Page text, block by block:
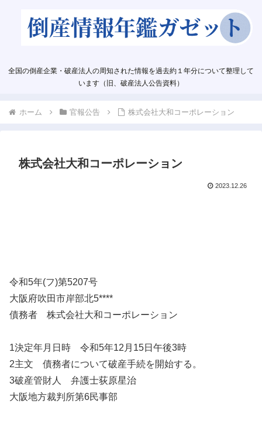
全国の倒産企業・破産法人の周知された情報を過去約１年分について整理して
います（旧、破産法人公告資料）
ホーム 官報公告 株式会社大和コーポレーション
株式会社大和コーポレーション
2023.12.26
令和5年(フ)第5207号
大阪府吹田市岸部北5****
債務者 株式会社大和コーポレーション
1決定年月日時 令和5年12月15日午後3時
2主文 債務者について破産手続を開始する。
3破産管財人 弁護士荻原星治
大阪地方裁判所第6民事部